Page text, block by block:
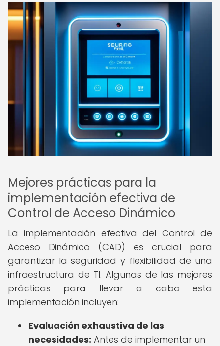
Mejores prácticas para la
implementación efectiva de
Control de Acceso Dinámico
La implementación efectiva del Control de
Acceso Dinámico (CAD) es crucial para
garantizar la seguridad y flexibilidad de una
infraestructura de TI. Algunas de las mejores
prácticas para llevar a cabo esta
implementación incluyen:
Evaluación exhaustiva de las
necesidades: Antes de implementar un